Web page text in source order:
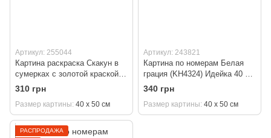
Артикул: 255044
Картина раскраска Скакун в
сумерках с золотой краской
(BSM-B53041) 40 х 50 см
310 грн
Размер картины 40 х 50 см
Артикул: 243821
Картина по номерам Белая
грация (KH4324) Идейка 40 х
50 см
340 грн
Размер картины 40 х 50 см
РАСПРОДАЖА